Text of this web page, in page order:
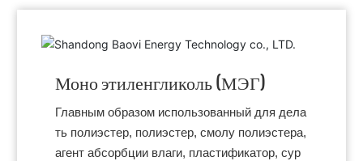
Моно этиленгликоль (МЭГ)
Главным образом использованный для дела
ть полиэстер, полиэстер, смолу полиэстера,
агент абсорбции влаги, пластификатор, сур